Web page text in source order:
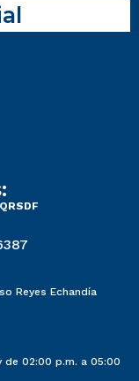
Reyes Echandía
de 02:00 p.m. a 05:00